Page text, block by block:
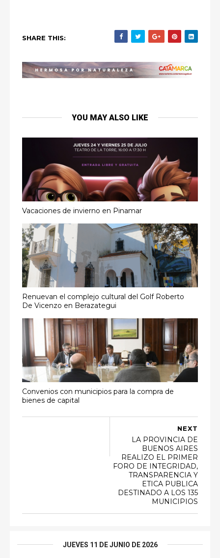
SHARE THIS:
YOU MAY ALSO LIKE
Vacaciones de invierno en Pinamar
Renuevan el complejo cultural del Golf Roberto
De Vicenzo en Berazategui
Convenios con municipios para la compra de
bienes de capital
NEXT
LA PROVINCIA DE
BUENOS AIRES
REALIZO EL PRIMER
FORO DE INTEGRIDAD,
TRANSPARENCIA Y
ETICA PUBLICA
DESTINADO A LOS 135
MUNICIPIOS
JUEVES 11 DE JUNIO DE 2026